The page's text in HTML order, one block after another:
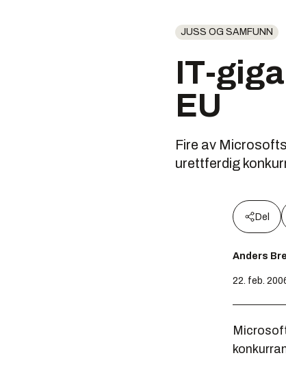
JUSS OG SAMFUNN
IT-
EU
Fire av
urettferdig
Del
Anders
22. feb.